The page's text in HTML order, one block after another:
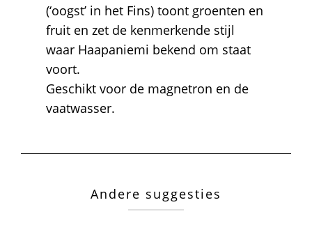
(‘oogst’ in het Fins) toont groenten en
fruit en zet de kenmerkende stijl
waar Haapaniemi bekend om staat
voort.
Geschikt voor de magnetron en de
vaatwasser.
Andere suggesties